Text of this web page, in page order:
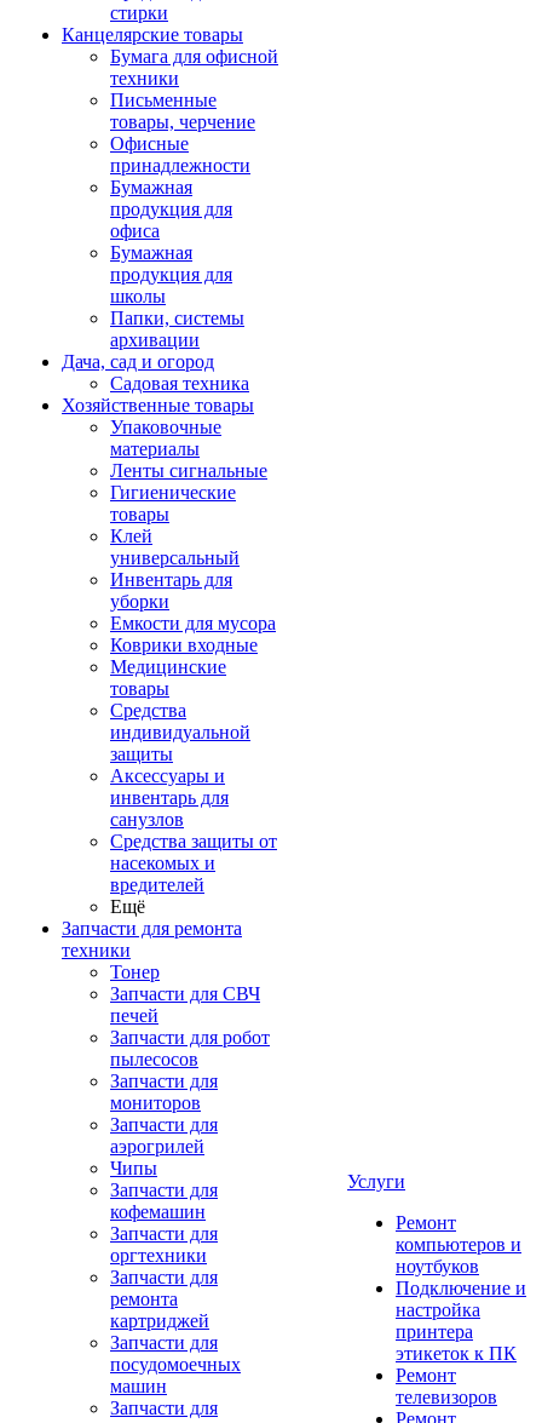
стирки
Канцелярские товары
Бумага для офисной
техники
Письменные
товары, черчение
Офисные
принадлежности
Бумажная
продукция для
офиса
Бумажная
продукция для
школы
Папки, системы
архивации
Дача, сад и огород
Садовая техника
Хозяйственные товары
Упаковочные
материалы
Ленты сигнальные
Гигиенические
товары
Клей
универсальный
Инвентарь для
уборки
Емкости для мусора
Коврики входные
Медицинские
товары
Средства
индивидуальной
защиты
Аксессуары и
инвентарь для
санузлов
Средства защиты от
насекомых и
вредителей
Ещё
Запчасти для ремонта
техники
Тонер
Запчасти для СВЧ
печей
Запчасти для робот
пылесосов
Запчасти для
мониторов
Запчасти для
аэрогрилей
Чипы
Запчасти для
кофемашин
Запчасти для
оргтехники
Запчасти для
ремонта
картриджей
Запчасти для
посудомоечных
машин
Запчасти для
Услуги
Ремонт
компьютеров и
ноутбуков
Подключение и
настройка
принтера
этикеток к ПК
Ремонт
телевизоров
Ремонт